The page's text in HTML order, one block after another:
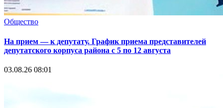
Общество
На прием — к депутату. График приема представителей
депутатского корпуса района с 5 по 12 августа
03.08.26 08:01